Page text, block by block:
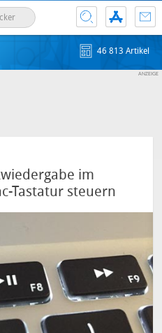
46 813 Artikel
im
Tastatur steuern